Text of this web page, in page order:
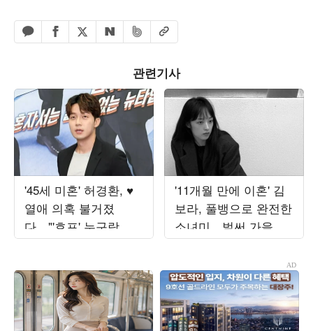
카카오톡 공유하기
페이스북 공유하기
엑스 공유하기
네이버 공유하기
밴드 공유하기
URL복사
관련기사
'45세 미혼' 허경환, ♥
열애 의혹 불거졌
다…"'호프' 누구랑 봤
는지 들은 게 있어" 추
'11개월 만에 이혼' 김
보라, 풀뱅으로 완전한
소녀미…벌써 가을 준
비 들어갔나